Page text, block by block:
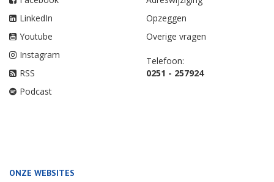
LinkedIn
Youtube
Instagram
RSS
Podcast
Opzeggen
Overige vragen
Telefoon:
0251 - 257924
ONZE WEBSITES